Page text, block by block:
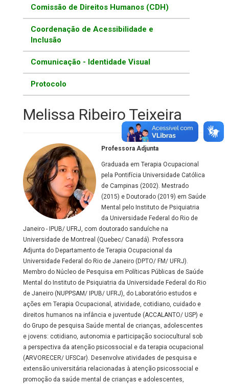
Comissão de Direitos Humanos (CDH)
Coordenação de Acessibilidade e
Inclusão
Comunicação - Identidade Visual
Protocolo
Melissa Ribeiro Teixeira
Professora Adjunta
Graduada em Terapia Ocupacional
pela Pontifícia Universidade Católica
de Campinas (2002). Mestrado
(2015) e Doutorado (2019) em Saúde
Mental pelo Instituto de Psiquiatria
da Universidade Federal do Rio de
Janeiro - IPUB/ UFRJ, com doutorado sanduíche na
Universidade de Montreal (Quebec/ Canadá). Professora
Adjunta do Departamento de Terapia Ocupacional da
Universidade Federal do Rio de Janeiro (DPTO/ FM/ UFRJ).
Membro do Núcleo de Pesquisa em Políticas Públicas de Saúde
Mental do Instituto de Psiquiatria da Universidade Federal do Rio
de Janeiro (NUPPSAM/ IPUB/ UFRJ), do Laboratório estudos e
ações em Terapia Ocupacional, atividade, cotidiano, cuidado e
direitos humanos na infância e juventude (ACCALANTO/ USP) e
do Grupo de pesquisa Saúde mental de crianças, adolescentes
e jovens: cotidiano, autonomia e participação sociocultural sob
a perspectiva da atenção psicossocial e da terapia ocupacional
(ARVORECER/ UFSCar). Desenvolve atividades de pesquisa e
extensão universitária relacionadas à atenção psicossocial e
promoção da saúde mental de crianças e adolescentes,